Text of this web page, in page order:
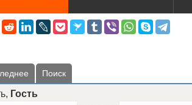
Поиск
Гость